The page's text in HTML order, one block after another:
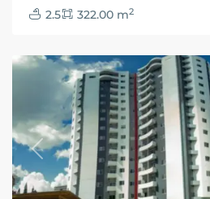
2.5 322.00 m2
14,
Previous